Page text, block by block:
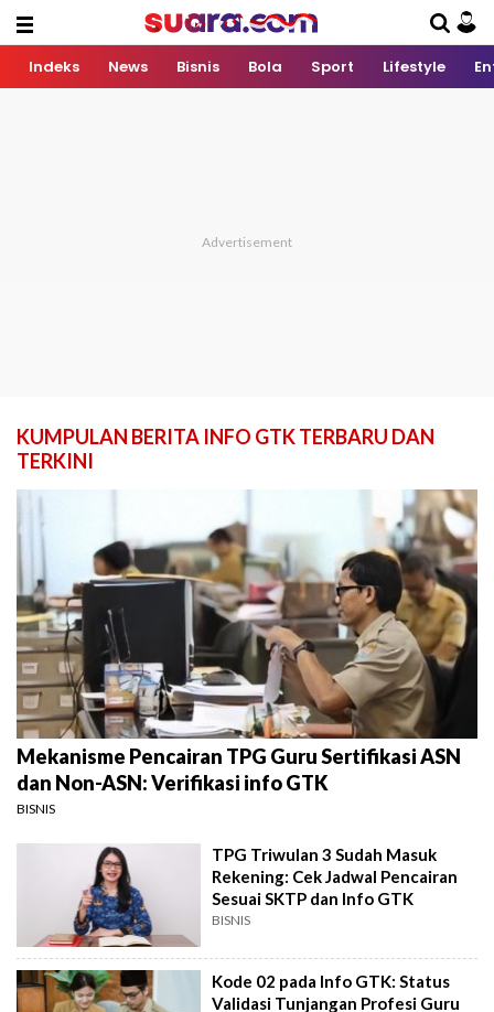
Indeks News Bisnis Bola Sport Lifestyle
KUMPULAN BERITA INFO GTK TERBARU DAN
TERKINI
Mekanisme Pencairan TPG Guru Sertifikasi ASN
dan Non-ASN: Verifikasi info GTK
BISNIS
TPG Triwulan 3 Sudah Masuk
Rekening: Cek Jadwal Pencairan
Sesuai SKTP dan Info GTK
BISNIS
Kode 02 pada Info GTK: Status
Validasi Tunjangan Profesi Guru